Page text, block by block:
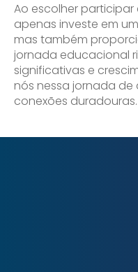
Ao escolher
apenas investe em
mas também
jornada educacional
significativas e
nós nessa jornada de
conexões duradouras.